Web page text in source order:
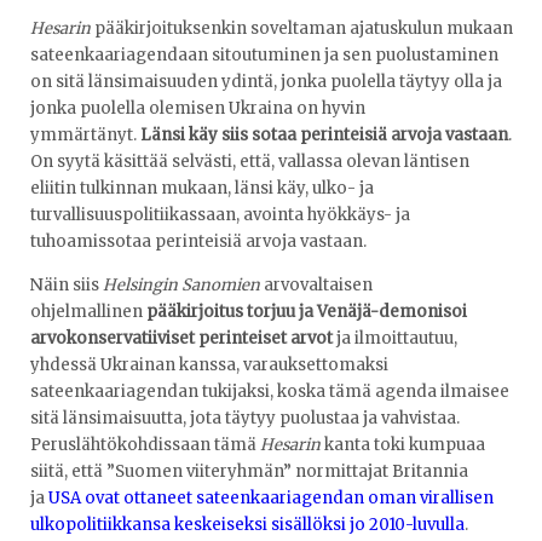
Hesarin pääkirjoituksenkin soveltaman ajatuskulun mukaan
sateenkaariagendaan sitoutuminen ja sen puolustaminen
on sitä länsimaisuuden ydintä, jonka puolella täytyy olla ja
jonka puolella olemisen Ukraina on hyvin
ymmärtänyt. Länsi käy siis sotaa perinteisiä arvoja vastaan.
On syytä käsittää selvästi, että, vallassa olevan läntisen
eliitin tulkinnan mukaan, länsi käy, ulko- ja
turvallisuuspolitiikassaan, avointa hyökkäys- ja
tuhoamissotaa perinteisiä arvoja vastaan.
Näin siisHelsingin Sanomien arvovaltaisen
ohjelmallinen pääkirjoitus torjuu ja Venäjä-demonisoi
arvokonservatiiviset perinteiset arvotja ilmoittautuu,
yhdessä Ukrainan kanssa, varauksettomaksi
sateenkaariagendan tukijaksi, koska tämä agenda ilmaisee
sitä länsimaisuutta, jota täytyy puolustaa ja vahvistaa.
Peruslähtökohdissaan tämäHesarinkanta toki kumpuaa
siitä, että ”Suomen viiteryhmän” normittajat Britannia
jaUSA ovat ottaneet sateenkaariagendan oman virallisen
ulkopolitiikkansa keskeiseksi sisällöksi jo 2010-luvulla.